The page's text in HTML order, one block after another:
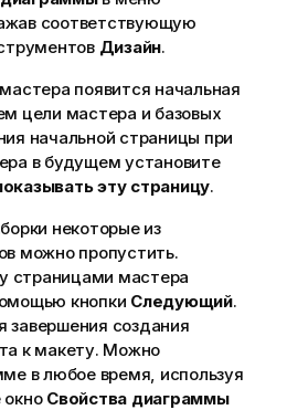
соответствующую
Дизайн.
появится начальная
цели мастера и базовых
начальной страницы при
в будущем установите
эту страницу.
некоторые из
можно пропустить.
мастера
кнопки Следующий.
завершения создания
к макету. Можно
в любое время, используя
окно Свойства диаграммы